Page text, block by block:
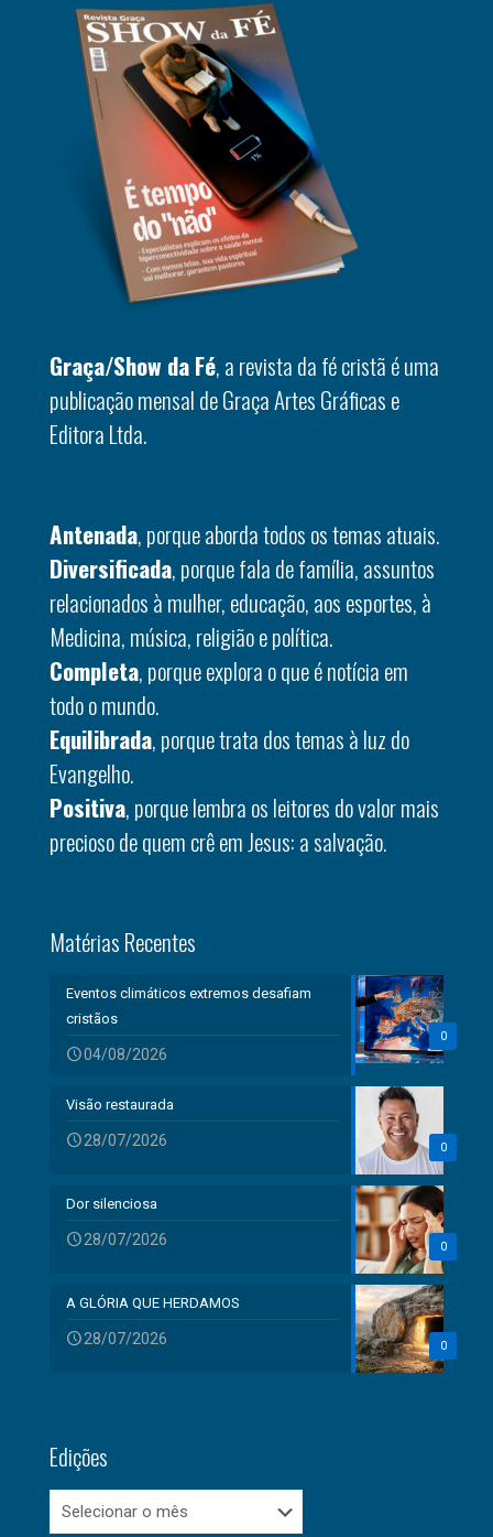
Graça/Show da Fé, a revista da fé cristã é uma
publicação mensal de Graça Artes Gráficas e
Editora Ltda.
Antenada, porque aborda todos os temas atuais.
Diversificada, porque fala de família, assuntos
relacionados à mulher, educação, aos esportes, à
Medicina, música, religião e política.
Completa, porque explora o que é notícia em
todo o mundo.
Equilibrada, porque trata dos temas à luz do
Evangelho.
Positiva, porque lembra os leitores do valor mais
precioso de quem crê em Jesus: a salvação.
Matérias Recentes
0
Eventos climáticos extremos desafiam
cristãos
04/08/2026
0
Visão restaurada
28/07/2026
0
Dor silenciosa
28/07/2026
0
A GLÓRIA QUE HERDAMOS
28/07/2026
Edições
Edições